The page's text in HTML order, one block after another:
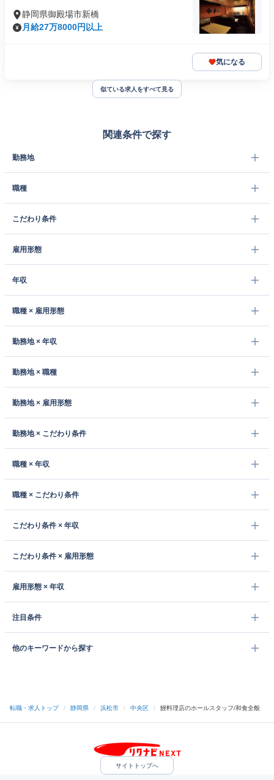
静岡県御殿場市新橋
月給27万8000円以上
気になる
似ている求人をすべて見る
関連条件で探す
勤務地
職種
こだわり条件
雇用形態
年収
職種 × 雇用形態
勤務地 × 年収
勤務地 × 職種
勤務地 × 雇用形態
勤務地 × こだわり条件
職種 × 年収
職種 × こだわり条件
こだわり条件 × 年収
こだわり条件 × 雇用形態
雇用形態 × 年収
注目条件
他のキーワードから探す
転職・求人トップ / 静岡県 / 浜松市 / 中央区 / 鰻料理店のホールスタッフ/和食全般
サイトトップへ